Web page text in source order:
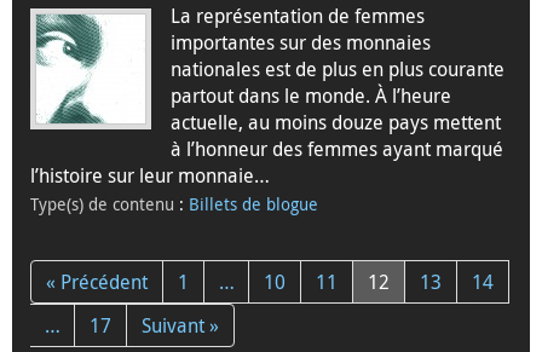
La représentation de femmes
importantes sur des monnaies
nationales est de plus en plus courante
partout dans le monde. À l’heure
actuelle, au moins douze pays mettent
à l’honneur des femmes ayant marqué
l’histoire sur leur monnaie…
Type(s) de contenu : Billets de blogue
« Précédent 1 … 10 11 12 13
14
…
17 Suivant »